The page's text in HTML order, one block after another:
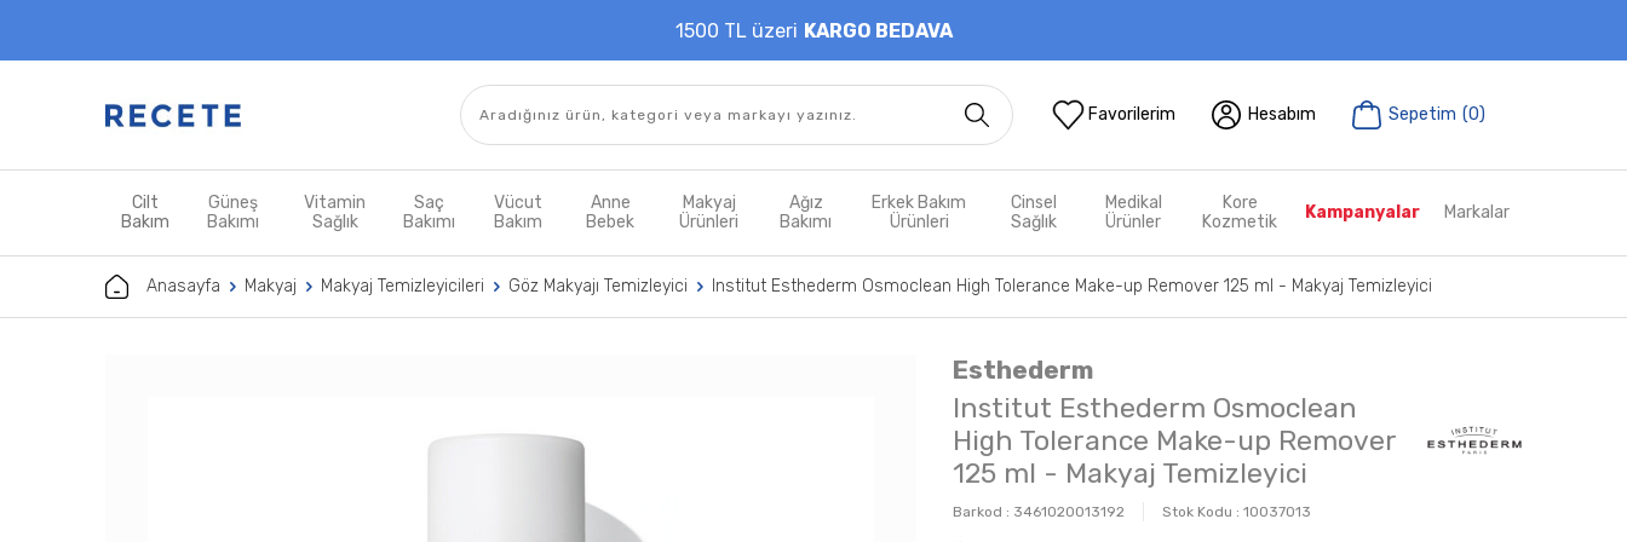
1500 TL üzeri KARGO BEDAVA
Favorilerim Hesabım Sepetim (0)
Cilt
Bakım
Güneş
Bakımı
Vitamin
Sağlık
Saç
Bakımı
Vücut
Bakım
Anne
Bebek
Makyaj
Ürünleri
Ağız
Bakımı
Erkek Bakım
Ürünleri
Cinsel
Sağlık
Medikal
Ürünler
Kore
Kozmetik
Kampanyalar Markalar
Anasayfa Makyaj Makyaj Temizleyicileri Göz Makyajı Temizleyici Institut Esthederm Osmoclean High Tolerance Make-up Remover 125 ml - Makyaj Temizleyici
Esthederm
Institut Esthederm Osmoclean
High Tolerance Make-up Remover
125 ml - Makyaj Temizleyici
Barkod : 3461020013192 Stok Kodu : 10037013